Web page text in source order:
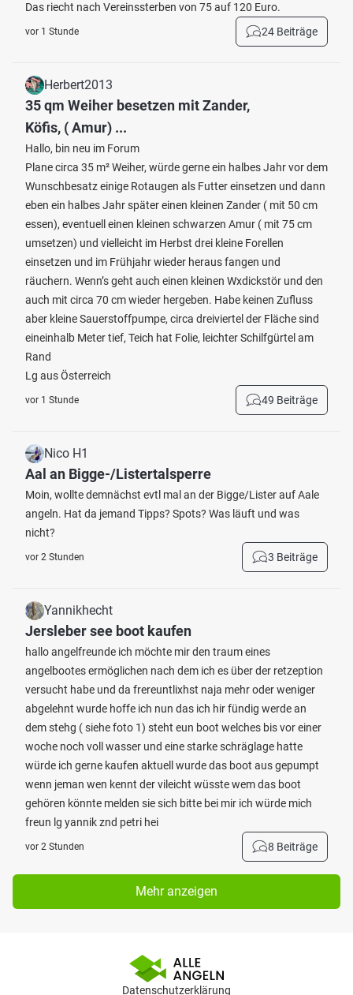
Das riecht nach Vereinssterben von 75 auf 120 Euro.
vor 1 Stunde 24 Beiträge
Herbert2013
35 qm Weiher besetzen mit Zander,
Köfis, ( Amur) ...
Hallo, bin neu im Forum
Plane circa 35 m² Weiher, würde gerne ein halbes Jahr vor dem
Wunschbesatz einige Rotaugen als Futter einsetzen und dann
eben ein halbes Jahr später einen kleinen Zander ( mit 50 cm
essen), eventuell einen kleinen schwarzen Amur ( mit 75 cm
umsetzen) und vielleicht im Herbst drei kleine Forellen
einsetzen und im Frühjahr wieder heraus fangen und
räuchern. Wenn’s geht auch einen kleinen Wxdickstör und den
auch mit circa 70 cm wieder hergeben. Habe keinen Zufluss
aber kleine Sauerstoffpumpe, circa dreiviertel der Fläche sind
eineinhalb Meter tief, Teich hat Folie, leichter Schilfgürtel am
Rand
Lg aus Österreich
vor 1 Stunde 49 Beiträge
Nico H1
Aal an Bigge-/Listertalsperre
Moin, wollte demnächst evtl mal an der Bigge/Lister auf Aale
angeln. Hat da jemand Tipps? Spots? Was läuft und was
nicht?
vor 2 Stunden 3 Beiträge
Yannikhecht
Jersleber see boot kaufen
hallo angelfreunde ich möchte mir den traum eines
angelbootes ermöglichen nach dem ich es über der retzeption
versucht habe und da frereuntlixhst naja mehr oder weniger
abgelehnt wurde hoffe ich nun das ich hir fündig werde an
dem stehg ( siehe foto 1) steht eun boot welches bis vor einer
woche noch voll wasser und eine starke schräglage hatte
würde ich gerne kaufen aktuell wurde das boot aus gepumpt
wenn jeman wen kennt der vileicht wüsste wem das boot
gehören könnte melden sie sich bitte bei mir ich würde mich
freun lg yannik znd petri hei
vor 2 Stunden 8 Beiträge
Mehr anzeigen
Datenschutzerklärung